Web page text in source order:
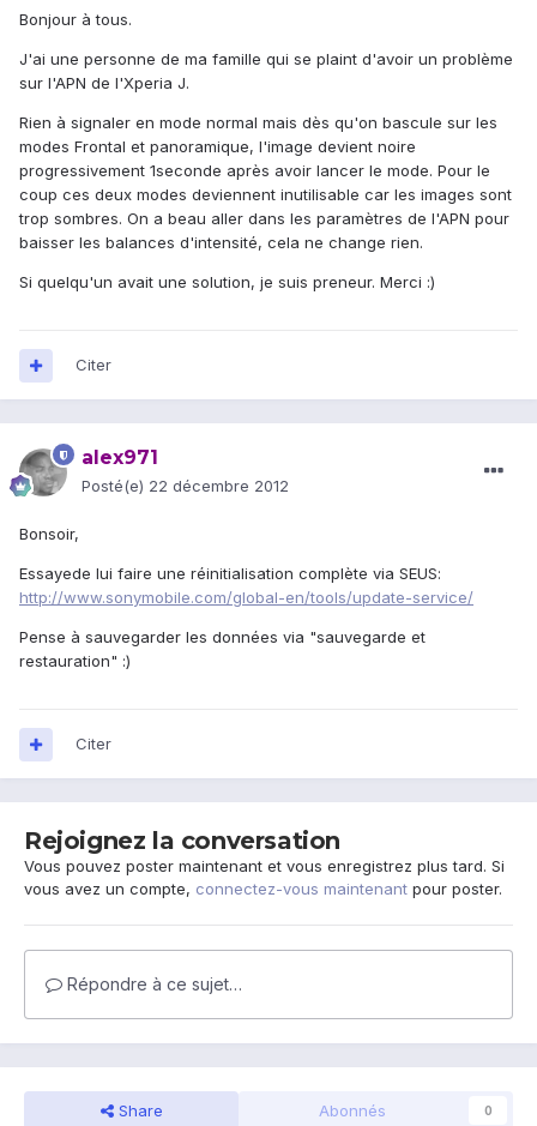
Bonjour à tous.
J'ai une personne de ma famille qui se plaint d'avoir un problème
sur l'APN de l'Xperia J.
Rien à signaler en mode normal mais dès qu'on bascule sur les
modes Frontal et panoramique, l'image devient noire
progressivement 1seconde après avoir lancer le mode. Pour le
coup ces deux modes deviennent inutilisable car les images sont
trop sombres. On a beau aller dans les paramètres de l'APN pour
baisser les balances d'intensité, cela ne change rien.
Si quelqu'un avait une solution, je suis preneur. Merci :)
Citer
alex971
Posté(e) 22 décembre 2012
Bonsoir,
Essayede lui faire une réinitialisation complète via SEUS:
http://www.sonymobile.com/global-en/tools/update-service/
Pense à sauvegarder les données via "sauvegarde et
restauration" :)
Citer
Rejoignez la conversation
Vous pouvez poster maintenant et vous enregistrez plus tard. Si
vous avez un compte, connectez-vous maintenant pour poster.
Répondre à ce sujet…
Share Abonnés 0